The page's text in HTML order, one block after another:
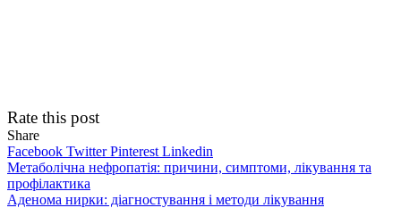
Rate this post
Share
Facebook TwitterPinterest Linkedin
Навігація
записів
Метаболічна нефропатія: причини, симптоми, лікування та
профілактика
Аденома нирки: діагностування і методи лікування